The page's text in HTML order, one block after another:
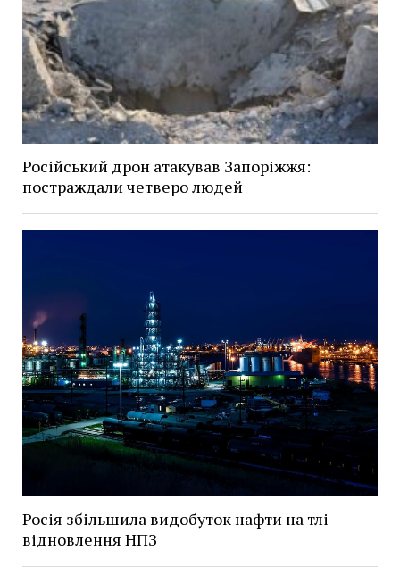
Російський дрон атакував Запоріжжя:
постраждали четверо людей
Росія збільшила видобуток нафти на тлі
відновлення НПЗ